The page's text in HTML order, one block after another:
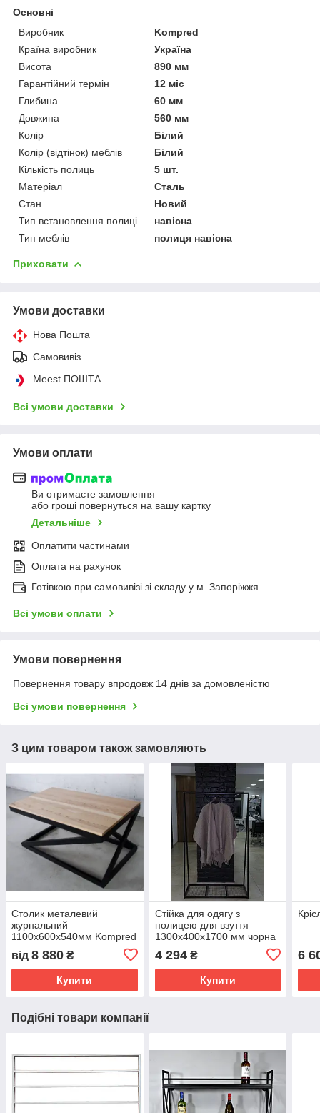
Основні
Виробник
Kompred
Країна виробник
Україна
Висота
890 мм
Гарантійний термін
12 міс
Глибина
60 мм
Довжина
560 мм
Колір
Білий
Колір (відтінок) меблів
Білий
Кількість полиць
5 шт.
Матеріал
Сталь
Стан
Новий
Тип встановлення полиці
навісна
Тип меблів
полиця навісна
Приховати
Умови доставки
Нова Пошта
Самовивіз
Meest ПОШТА
Всі умови доставки
Умови оплати
Ви отримаєте замовлення
або гроші повернуться на вашу картку
Детальніше
Оплатити частинами
Оплата на рахунок
Готівкою при самовивізі зі складу у м. Запоріжжя
Всі умови оплати
Умови повернення
Повернення товару впродовж 14 днів за домовленістю
Всі умови повернення
З цим товаром також замовляють
Столик металевий
журнальний
1100х600х540мм Kompred
від 8 880 ₴
Купити
Стійка для одягу з
полицею для взуття
1300х400х1700 мм чорна
Сітка Kompred OL935-014
4 294₴
Купити
6
Подібні товари компанії